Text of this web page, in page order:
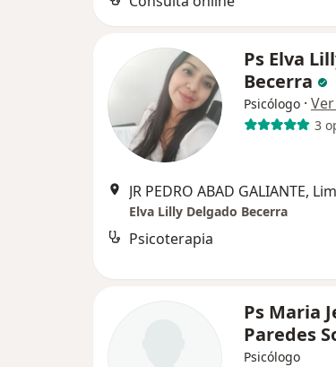
Ps Elva
Becerra
Psicólogo ·
3
JR PEDRO ABAD GALIANTE,
Elva Lilly Delgado Becerra
Psicoterapia
Ps Maria
Paredes
Psicólogo